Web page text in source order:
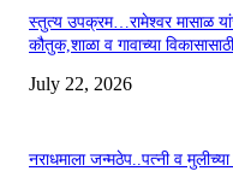
स्तुत्य उपक्रम…रामेश्वर मासाळ
कौतुक,शाळा व गावाच्या
July 22, 2026
नराधमाला जन्मठेप..पत्नी व